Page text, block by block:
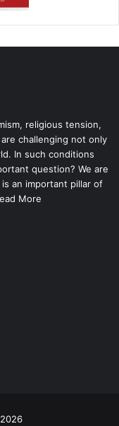
religious tension,
challenging not only
In such conditions
question? We are
an important pillar of
More